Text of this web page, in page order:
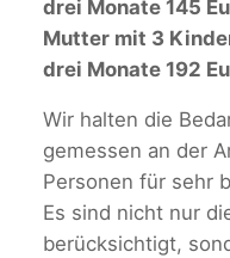
drei Monate 145
Mutter mit 3
drei Monate 192
Wir halten die
gemessen an der
Personen für sehr
Es sind nicht nur
berücksichtigt,